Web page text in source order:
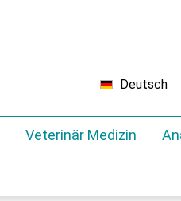
Deutsch
Veterinär Medizin